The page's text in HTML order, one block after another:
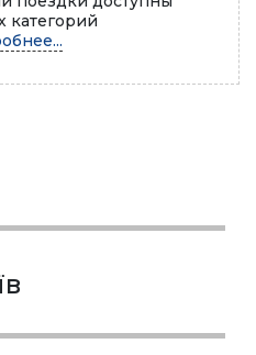
категорий